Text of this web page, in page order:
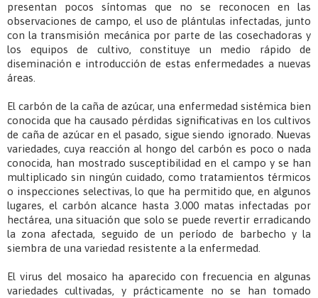
presentan pocos síntomas que no se reconocen en las
observaciones de campo, el uso de plántulas infectadas, junto
con la transmisión mecánica por parte de las cosechadoras y
los equipos de cultivo, constituye un medio rápido de
diseminación e introducción de estas enfermedades a nuevas
áreas.
El carbón de la caña de azúcar, una enfermedad sistémica bien
conocida que ha causado pérdidas significativas en los cultivos
de caña de azúcar en el pasado, sigue siendo ignorado. Nuevas
variedades, cuya reacción al hongo del carbón es poco o nada
conocida, han mostrado susceptibilidad en el campo y se han
multiplicado sin ningún cuidado, como tratamientos térmicos
o inspecciones selectivas, lo que ha permitido que, en algunos
lugares, el carbón alcance hasta 3.000 matas infectadas por
hectárea, una situación que solo se puede revertir erradicando
la zona afectada, seguido de un período de barbecho y la
siembra de una variedad resistente a la enfermedad.
El virus del mosaico ha aparecido con frecuencia en algunas
variedades cultivadas, y prácticamente no se han tomado